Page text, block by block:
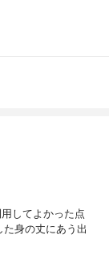
してよかった点
身の丈にあう出